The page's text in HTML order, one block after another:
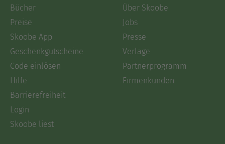
Bücher
Preise
Skoobe App
Geschenkgutscheine
Code einlösen
Hilfe
Barrierefreiheit
Login
Skoobe liest
Über Skoobe
Jobs
Presse
Verlage
Partnerprogramm
Firmenkunden